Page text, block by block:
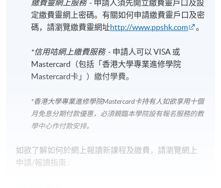
繳費靈網上服務- 申請人須先開立繳費靈戶口及設
定繳費靈網上密碼。有關如何申請繳費靈戶口及密
碼，請瀏覽繳費靈網址http://www.ppshk.com 。
*信用咭網上繳費服務- 申請人可以 VISA 或
Mastercard（包括「香港大學專業進修學院
Mastercard卡」）繳付學費。
*香港大學專業進修學院Mastercard卡持有人如欲享用十個
月免息分期付款優惠，必須親臨本學院設有報名服務的教
學中心作付款安排。
如欲了解如何於網上報讀新課程及繳費，請瀏覽網上
申請/報讀指南 :